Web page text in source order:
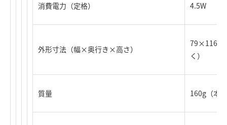
消費電力（定格） 4.5W
外形寸法（幅×奥行き×高さ）
く）
質量 160g（本